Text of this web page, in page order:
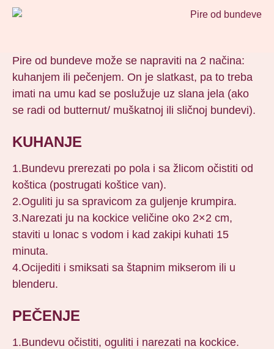
Pire od bundeve može se napraviti na 2 načina:
kuhanjem ili pečenjem. On je slatkast, pa to treba
imati na umu kad se poslužuje uz slana jela (ako
se radi od butternut/ muškatnoj ili sličnoj bundevi).
KUHANJE
1.Bundevu prerezati po pola i sa žlicom očistiti od
koštica (postrugati koštice van).
2.Oguliti ju sa spravicom za guljenje krumpira.
3.Narezati ju na kockice veličine oko 2×2 cm,
staviti u lonac s vodom i kad zakipi kuhati 15
minuta.
4.Ocijediti i smiksati sa štapnim mikserom ili u
blenderu.
PEČENJE
1.Bundevu očistiti, oguliti i narezati na kockice.